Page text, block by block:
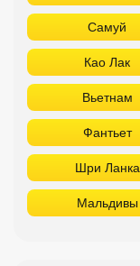
Самуй
Као Лак
Вьетнам
Фантьет
Шри Ланка
Мальдивы